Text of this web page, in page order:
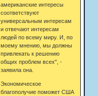
американские интересы
соответствуют
универсальным интересам
и отвечают интересам
людей по всему миру. И, по
моему мнению, мы должны
привлекать к решению
общих проблем всех", -
заявила она.
Экономическое
благополучие поможет США